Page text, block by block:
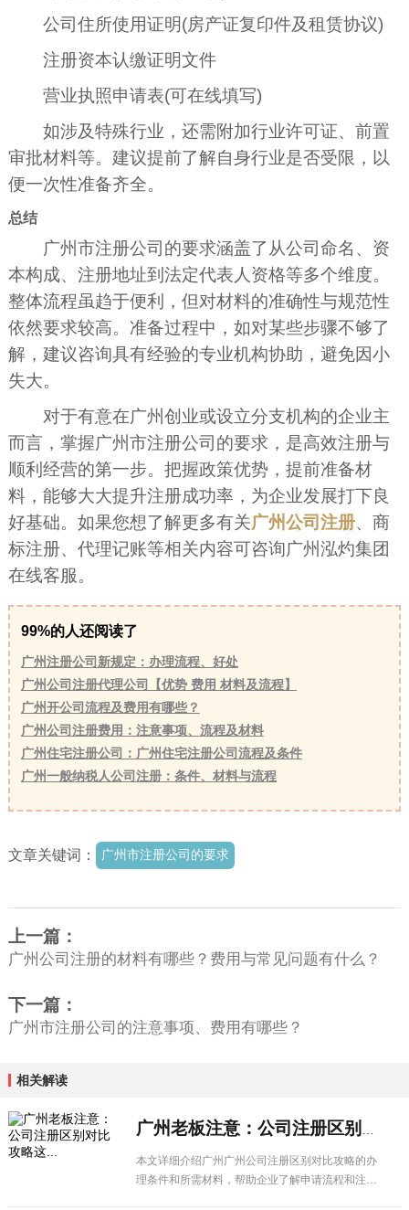
公司住所使用证明(房产证复印件及租赁协议)
注册资本认缴证明文件
营业执照申请表(可在线填写)
如涉及特殊行业，还需附加行业许可证、前置
审批材料等。建议提前了解自身行业是否受限，以
便一次性准备齐全。
总结
广州市注册公司的要求涵盖了从公司命名、资
本构成、注册地址到法定代表人资格等多个维度。
整体流程虽趋于便利，但对材料的准确性与规范性
依然要求较高。准备过程中，如对某些步骤不够了
解，建议咨询具有经验的专业机构协助，避免因小
失大。
对于有意在广州创业或设立分支机构的企业主
而言，掌握广州市注册公司的要求，是高效注册与
顺利经营的第一步。把握政策优势，提前准备材
料，能够大大提升注册成功率，为企业发展打下良
好基础。如果您想了解更多有关广州公司注册、商
标注册、代理记账等相关内容可咨询广州泓灼集团
在线客服。
99%的人还阅读了
广州注册公司新规定：办理流程、好处
广州公司注册代理公司【优势 费用 材料及流程】
广州开公司流程及费用有哪些？
广州公司注册费用：注意事项、流程及材料
广州住宅注册公司：广州住宅注册公司流程及条件
广州一般纳税人公司注册：条件、材料与流程
文章关键词： 广州市注册公司的要求
上一篇：
广州公司注册的材料有哪些？费用与常见问题有什么？
下一篇：
广州市注册公司的注意事项、费用有哪些？
相关解读
本文详细介绍广州广州公司注册区别对比攻略的办
理条件和所需材料，帮助企业了解申请流程和注意